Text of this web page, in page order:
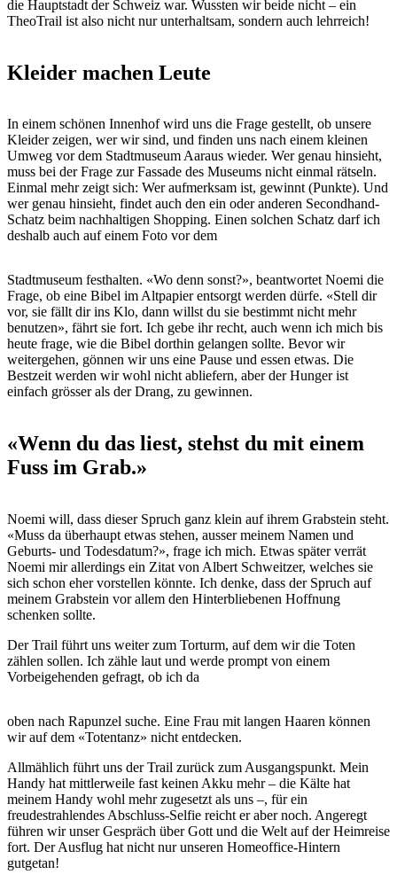
die Hauptstadt der Schweiz war. Wussten wir beide nicht – ein
TheoTrail ist also nicht nur unterhaltsam, sondern auch lehrreich!
Kleider machen Leute
In einem schönen Innenhof wird uns die Frage gestellt, ob unsere
Kleider zeigen, wer wir sind, und finden uns nach einem kleinen
Umweg vor dem Stadtmuseum Aaraus wieder. Wer genau hinsieht,
muss bei der Frage zur Fassade des Museums nicht einmal rätseln.
Einmal mehr zeigt sich: Wer aufmerksam ist, gewinnt (Punkte). Und
wer genau hinsieht, findet auch den ein oder anderen Secondhand-
Schatz beim nachhaltigen Shopping. Einen solchen Schatz darf ich
deshalb auch auf einem Foto vor dem
Stadtmuseum festhalten. «Wo denn sonst?», beantwortet Noemi die
Frage, ob eine Bibel im Altpapier entsorgt werden dürfe. «Stell dir
vor, sie fällt dir ins Klo, dann willst du sie bestimmt nicht mehr
benutzen», fährt sie fort. Ich gebe ihr recht, auch wenn ich mich bis
heute frage, wie die Bibel dorthin gelangen sollte. Bevor wir
weitergehen, gönnen wir uns eine Pause und essen etwas. Die
Bestzeit werden wir wohl nicht abliefern, aber der Hunger ist
einfach grösser als der Drang, zu gewinnen.
«Wenn du das liest, stehst du mit einem
Fuss im Grab.»
Noemi will, dass dieser Spruch ganz klein auf ihrem Grabstein steht.
«Muss da überhaupt etwas stehen, ausser meinem Namen und
Geburts- und Todesdatum?», frage ich mich. Etwas später verrät
Noemi mir allerdings ein Zitat von Albert Schweitzer, welches sie
sich schon eher vorstellen könnte. Ich denke, dass der Spruch auf
meinem Grabstein vor allem den Hinterbliebenen Hoffnung
schenken sollte.
Der Trail führt uns weiter zum Torturm, auf dem wir die Toten
zählen sollen. Ich zähle laut und werde prompt von einem
Vorbeigehenden gefragt, ob ich da
oben nach Rapunzel suche. Eine Frau mit langen Haaren können
wir auf dem «Totentanz» nicht entdecken.
Allmählich führt uns der Trail zurück zum Ausgangspunkt. Mein
Handy hat mittlerweile fast keinen Akku mehr – die Kälte hat
meinem Handy wohl mehr zugesetzt als uns –, für ein
freudestrahlendes Abschluss-Selfie reicht er aber noch. Angeregt
führen wir unser Gespräch über Gott und die Welt auf der Heimreise
fort. Der Ausflug hat nicht nur unseren Homeoffice-Hintern
gutgetan!